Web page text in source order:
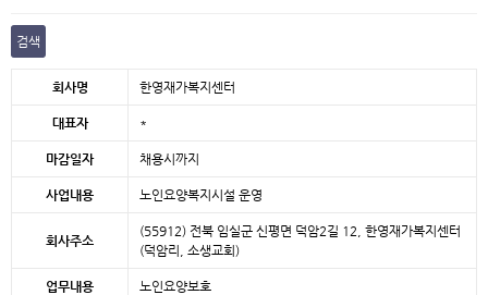
검색
회사명 한영재가복지센터
대표자 *
마감일자 채용시까지
사업내용 노인요양복지시설 운영
회사주소
(55912) 전북 임실군 신평면 덕암2길 12, 한영재가복지센터
(덕암리, 소생교회)
업무내용 노인요양보호